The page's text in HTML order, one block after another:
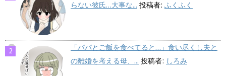
らない彼氏…大事な... 投稿者: ふくふく
「パパとご飯を食べてると…」食い尽くし夫と
の離婚を考える母、... 投稿者: しろみ